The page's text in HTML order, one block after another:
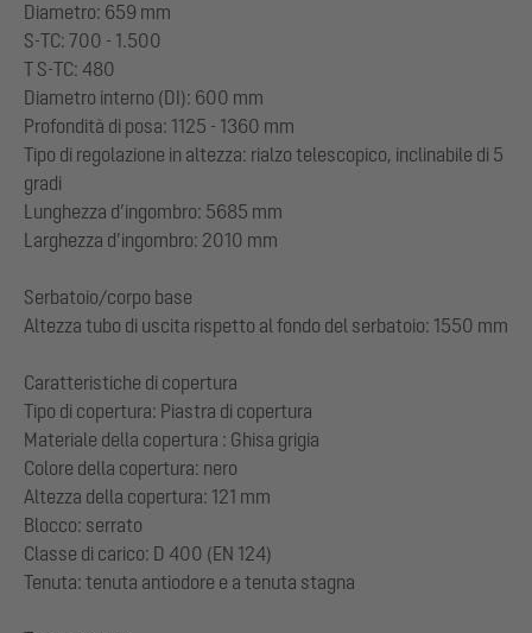
Diametro: 659 mm
S-TC: 700 - 1.500
T S-TC: 480
Diametro interno (DI): 600 mm
Profondità di posa: 1125 - 1360 mm
Tipo di regolazione in altezza: rialzo telescopico, inclinabile di 5
gradi
Lunghezza d’ingombro: 5685 mm
Larghezza d’ingombro: 2010 mm
Serbatoio/corpo base
Altezza tubo di uscita rispetto al fondo del serbatoio: 1550 mm
Caratteristiche di copertura
Tipo di copertura: Piastra di copertura
Materiale della copertura : Ghisa grigia
Colore della copertura: nero
Altezza della copertura: 121 mm
Blocco: serrato
Classe di carico: D 400 (EN 124)
Tenuta: tenuta antiodore e a tenuta stagna